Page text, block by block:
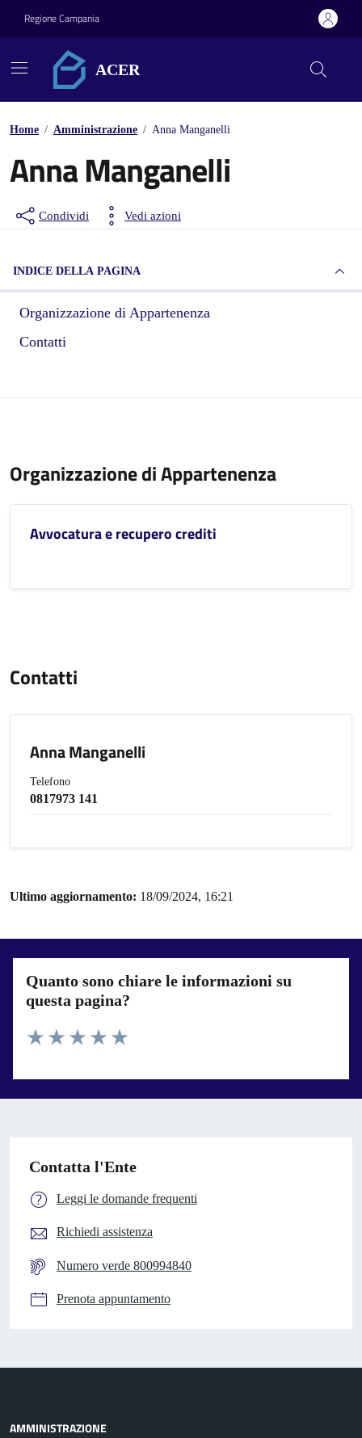
Regione Campania
ACER
Home / Amministrazione / Anna Manganelli
Anna Manganelli
Condividi Vedi azioni
INDICE DELLA PAGINA
Organizzazione di Appartenenza
Contatti
Organizzazione di Appartenenza
Avvocatura e recupero crediti
Contatti
Anna Manganelli
Telefono
0817973 141
Ultimo aggiornamento: 18/09/2024, 16:21
Quanto sono chiare le informazioni su
questa pagina?
Contatta l'Ente
Leggi le domande frequenti
Richiedi assistenza
Numero verde 800994840
Prenota appuntamento
AMMINISTRAZIONE